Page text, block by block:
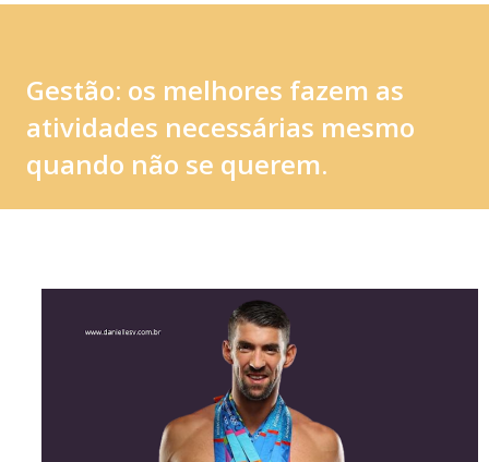
Gestão: os melhores fazem as
atividades necessárias mesmo
quando não se querem.